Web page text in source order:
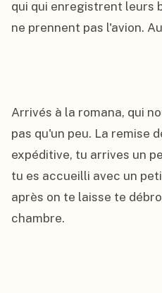
qui qui enregistrent leurs
ne prennent pas l'avion.
Arrivés à la romana, qui
pas qu'un peu. La remise
expéditive, tu arrives un
tu es accueilli avec un
après on te laisse te
chambre.